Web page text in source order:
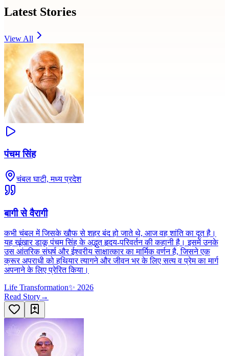
Latest Stories
View All
पंचम सिंह
चंबल घाटी, मध्य प्रदेश
बागी से वैरागी
कभी चंबल में जिसके खौफ से शहर बंद हो जाते थे, आज वह शांति का दूत है।
यह खूंखार डाकू पंचम सिंह के अद्भुत हृदय-परिवर्तन की कहानी है। इसमें उनके
उस आंतरिक संघर्ष और ईश्वरीय साक्षात्कार का मार्मिक वर्णन है, जिसने एक
क्रूर अपराधी को हथियार त्यागने और जीवन भर के लिए सत्य व प्रेम का मार्ग
अपनाने के लिए प्रेरित किया।
Life Transformation✨ 2026
Read Story→